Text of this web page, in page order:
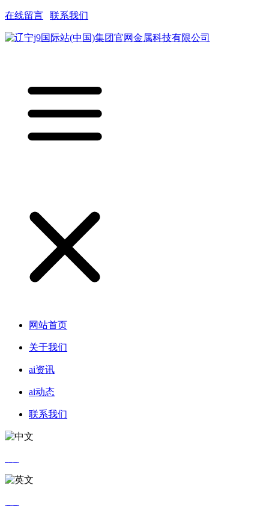
在线留言 联系我们
网站首页
关于我们
ai资讯
ai动态
联系我们